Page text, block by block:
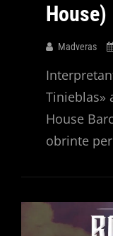
House)
Madveras
Tinieblas»
House
obrinte per